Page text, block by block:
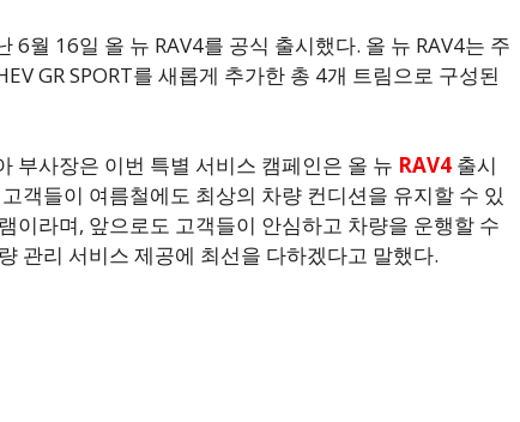
6월 16일 올 뉴 RAV4를 공식 출시했다. 올 뉴 RAV4는 주
GR SPORT를 새롭게 추가한 총 4개 트림으로 구성된
부사장은 이번 특별 서비스 캠페인은 올 뉴 RAV4출시
객들이 여름철에도 최상의 차량 컨디션을 유지할 수 있
이라며, 앞으로도 고객들이 안심하고 차량을 운행할 수
관리 서비스 제공에 최선을 다하겠다고 말했다.